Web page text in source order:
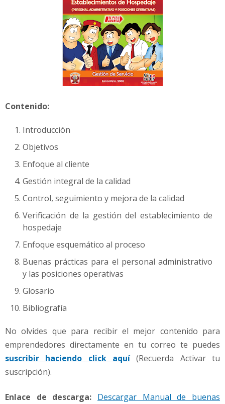
Contenido:
Introducción
Objetivos
Enfoque al cliente
Gestión integral de la calidad
Control, seguimiento y mejora de la calidad
Verificación de la gestión del establecimiento de
hospedaje
Enfoque esquemático al proceso
Buenas prácticas para el personal administrativo
y las posiciones operativas
Glosario
Bibliografía
No olvides que para recibir el mejor contenido para
emprendedores directamente en tu correo te puedes
suscribir haciendo click aquí (Recuerda Activar tu
suscripción).
Enlace de descarga: Descargar Manual de buenas